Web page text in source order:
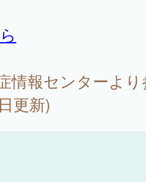
情報センターよ
更新)